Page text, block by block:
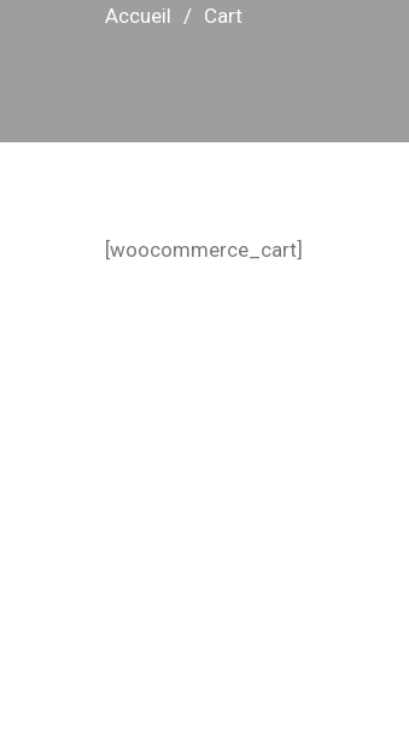
Accueil Cart
[woocommerce_cart]